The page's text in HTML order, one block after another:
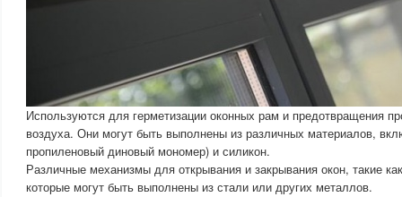
Используются для герметизации оконных рам и предотвращения
воздуха. Они могут быть выполнены из различных материалов,
пропиленовый диновый мономер) и силикон.
Различные механизмы для открывания и закрывания окон, такие
которые могут быть выполнены из стали или других металлов.